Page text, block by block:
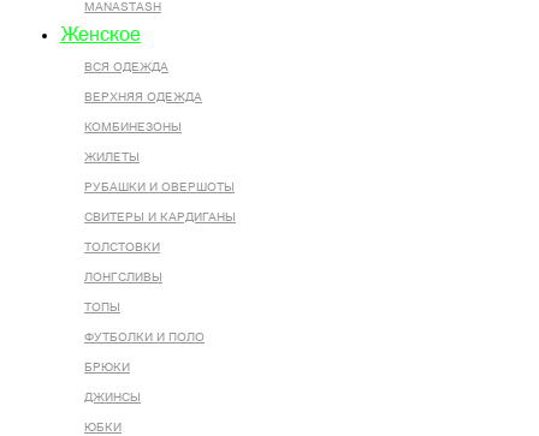
MANASTASH
Женское
ВСЯ ОДЕЖДА
ВЕРХНЯЯ ОДЕЖДА
КОМБИНЕЗОНЫ
ЖИЛЕТЫ
РУБАШКИ И ОВЕРШОТЫ
СВИТЕРЫ И КАРДИГАНЫ
ТОЛСТОВКИ
ЛОНГСЛИВЫ
ТОПЫ
ФУТБОЛКИ И ПОЛО
БРЮКИ
ДЖИНСЫ
ЮБКИ